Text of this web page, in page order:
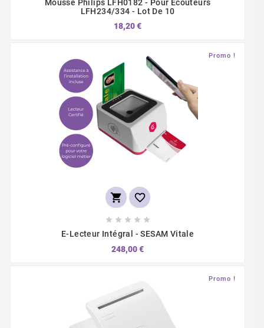
Mousse Philips LFH0182 - Pour Écouteurs
LFH234/334 - Lot De 10
18,20 €
Promo !
 
    
E-Lecteur Intégral - SESAM Vitale
248,00 €
Promo !